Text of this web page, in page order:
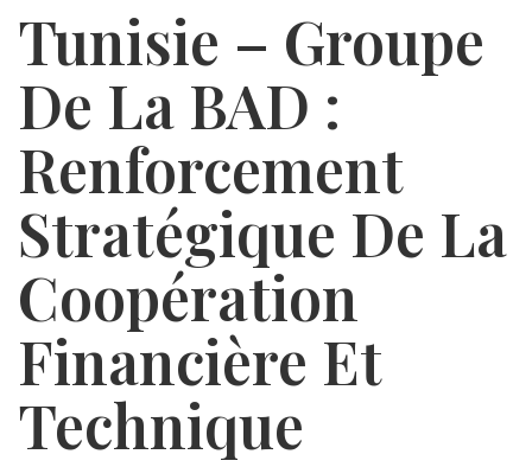
Tunisie – Groupe
De La BAD :
Renforcement
Stratégique De La
Coopération
Financière Et
Technique